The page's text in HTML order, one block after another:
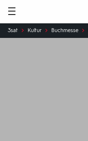
Hauptnavigation
Sie
sind
3sat Kultur Buchmesse